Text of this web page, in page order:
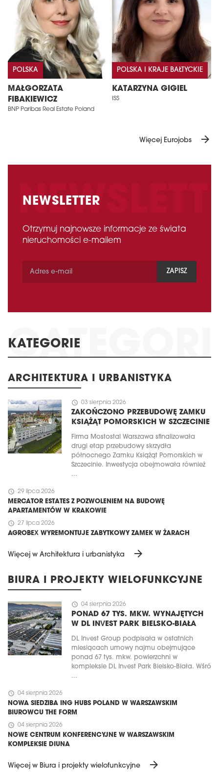
POLSKA
MAŁGORZATA
FIBAKIEWICZ
BNP Paribas Real Estate Poland
POLSKA I KRAJE BAŁTYCKIE
KATARZYNA GIGIEL
ISS
Więcej Eurojobs arrow_forward
NEWSLETTER
Otrzymuj najnowsze informacje ze świata
nieruchomości e-mailem
ZAPISZ
KATEGORIE
ARCHITEKTURA I URBANISTYKA
schedule 03 sierpnia 2026
ZAKOŃCZONO PRZEBUDOWĘ ZAMKU
KSIĄŻĄT POMORSKICH W SZCZECINIE
Firma Mostostal Warszawa sfinalizowała
drugi etap przebudowy skrzydła
północnego Zamku Książąt Pomorskich w
Szczecinie. Inwestycja obejmowała również
...
schedule 29 lipca 2026
MERCATOR ESTATES Z POZWOLENIEM NA BUDOWĘ
APARTAMENTÓW W KRAKOWIE
schedule 27 lipca 2026
AGROBEX WYREMONTUJE ZABYTKOWY ZAMEK W ŻARACH
Więcej w Architektura i urbanistyka arrow_forward
BIURA I PROJEKTY WIELOFUNKCYJNE
schedule 04 sierpnia 2026
PONAD 67 TYS. MKW. WYNAJĘTYCH
W DL INVEST PARK BIELSKO-BIAŁA
DL Invest Group podpisała w ostatnich
miesiącach umowy najmu obejmujące
ponad 67 tys. mkw. powierzchni w
kompleksie DL Invest Park Bielsko-Biała. Wśró
...
schedule 04 sierpnia 2026
NOWA SIEDZIBA ING HUBS POLAND W WARSZAWSKIM
BIUROWCU THE FORM
schedule 04 sierpnia 2026
NOWE CENTRUM KONFERENCYJNE W WARSZAWSKIM
KOMPLEKSIE DIUNA
Więcej w Biura i projekty wielofunkcyjne arrow_forward